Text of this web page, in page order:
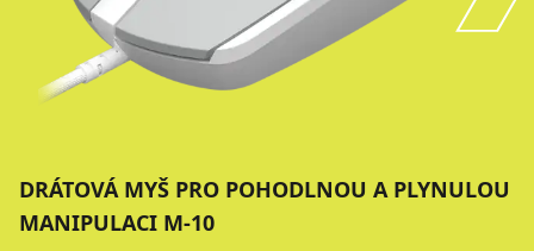
DRÁTOVÁ MYŠ PRO POHODLNOU A PLYNULOU
MANIPULACI M-10